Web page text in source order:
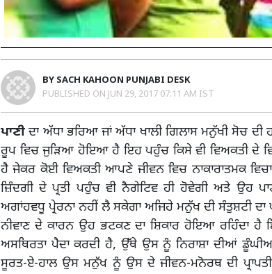
BY SACH KAHOON PUNJABI DESK
PUBLISHED ON JUN 29, 2017 07:11 AM IST
ਪਾਣੀ ਦਾ ਅੱਧਾ ਭਰਿਆ ਜਾਂ ਅੱਧਾ ਖਾਲੀ ਗਿਲਾਸ ਮਨੁੱਖੀ ਸੋਚ ਦੀ
ਰੂਪ ਵਿਚ ਜੁੜਿਆ ਹੋਇਆ ਹੈ ਇਹ ਪਹੁੰਚ ਕਿਸੇ ਵੀ ਵਿਅਕਤੀ ਦੇ
ਹੈ ਜੇਕਰ ਕੋਈ ਵਿਅਕਤੀ ਆਪਣੇ ਜੀਵਨ ਵਿਚ ਨਾਕਾਰਾਤਮਕ
ਜ਼ਿੰਦਗੀ ਦੇ ਪ੍ਰਤੀ ਪਹੁੰਚ ਵੀ ਨੈਗੇਟਿਵ ਹੀ ਹੋਵੇਗੀ ਅਤੇ ਉਹ
ਅਗਾਂਹਵਧੂ ਪ੍ਰੇਰਨਾ ਨਹੀਂ ਲੈ ਸਕੇਗਾ ਅਜਿਹੇ ਮਨੁੱਖ ਦੀ ਸੰਤੁਸ਼ਟੀ
ਨੀਵਾਣ ਦੇ ਕਾਰਨ ਉਹ ਭਟਕਣ ਦਾ ਸ਼ਿਕਾਰ ਹੋਇਆ ਰਹਿੰਦਾ
ਅਸਥਿਰਤਾ ਪੈਦਾ ਕਰਦੀ ਹੈ, ਉੱਥੇ ਉਸ ਨੂੰ ਨਿਰਾਸ਼ਾ ਦੀਆਂ
ਸੂਰਤ-ਏ-ਹਾਲ ਉਸ ਮਨੁੱਖ ਨੂੰ ਉਸ ਦੇ ਜੀਵਨ-ਮਨੋਰਥ ਦੀ